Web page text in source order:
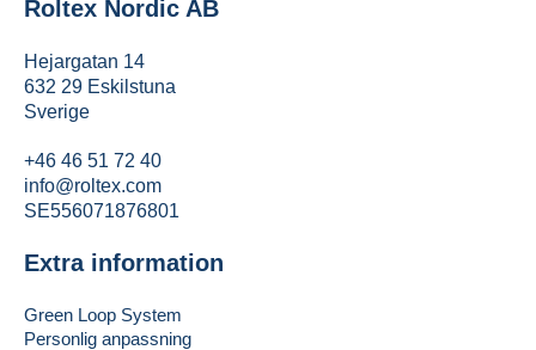
Roltex Nordic AB
Hejargatan 14
632 29 Eskilstuna
Sverige
+46 46 51 72 40
info@roltex.com
SE556071876801
Extra information
Green Loop System
Personlig anpassning